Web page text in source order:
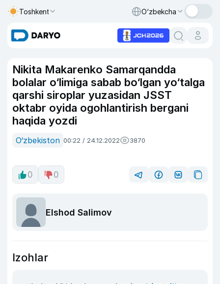
Toshkent O‘zbekcha
Nikita Makarenko Samarqandda
bolalar o‘limiga sabab bo‘lgan yo‘talga
qarshi siroplar yuzasidan JSST
oktabr oyida ogohlantirish bergani
haqida yozdi
O‘zbekiston 00:22 / 24.12.2022 3870
0 0
Elshod Salimov
Izohlar